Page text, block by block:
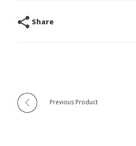
Share
Previous Product